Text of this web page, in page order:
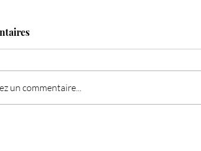
un commentaire...